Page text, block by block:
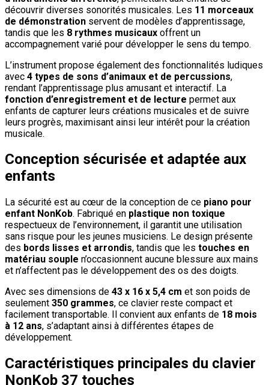
découvrir diverses sonorités musicales. Les 11 morceaux
de démonstration servent de modèles d’apprentissage,
tandis que les 8 rythmes musicaux offrent un
accompagnement varié pour développer le sens du tempo.
L’instrument propose également des fonctionnalités ludiques
avec 4 types de sons d’animaux et de percussions,
rendant l’apprentissage plus amusant et interactif. La
fonction d’enregistrement et de lecture permet aux
enfants de capturer leurs créations musicales et de suivre
leurs progrès, maximisant ainsi leur intérêt pour la création
musicale.
Conception sécurisée et adaptée aux
enfants
La sécurité est au cœur de la conception de ce piano pour
enfant NonKob. Fabriqué en plastique non toxique
respectueux de l’environnement, il garantit une utilisation
sans risque pour les jeunes musiciens. Le design présente
des bords lisses et arrondis, tandis que les touches en
matériau souple n’occasionnent aucune blessure aux mains
et n’affectent pas le développement des os des doigts.
Avec ses dimensions de 43 x 16 x 5,4 cm et son poids de
seulement 350 grammes, ce clavier reste compact et
facilement transportable. Il convient aux enfants de 18 mois
à 12 ans, s’adaptant ainsi à différentes étapes de
développement.
Caractéristiques principales du clavier
NonKob 37 touches